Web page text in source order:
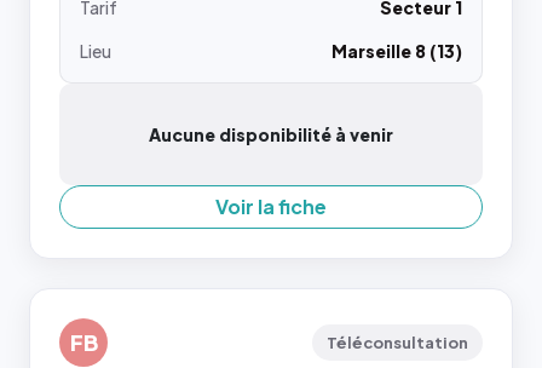
Tarif
Secteur 1
Lieu
Marseille 8 (13)
Aucune disponibilité à venir
Voir la fiche
FB Téléconsultation